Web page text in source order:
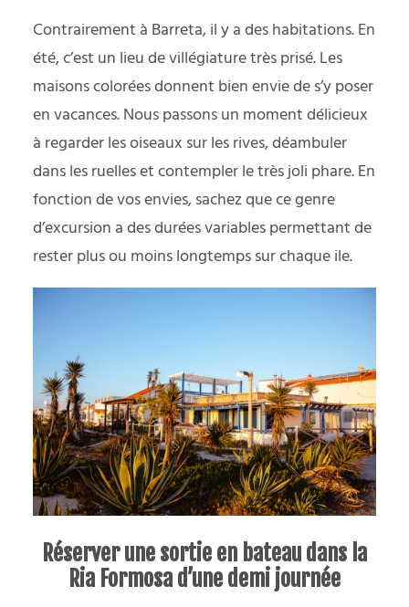
Contrairement à Barreta, il y a des habitations. En
été, c’est un lieu de villégiature très prisé. Les
maisons colorées donnent bien envie de s’y poser
en vacances. Nous passons un moment délicieux
à regarder les oiseaux sur les rives, déambuler
dans les ruelles et contempler le très joli phare. En
fonction de vos envies, sachez que ce genre
d’excursion a des durées variables permettant de
rester plus ou moins longtemps sur chaque ile.
Réserver une sortie en bateau dans la
Ria Formosa d’une demi journée